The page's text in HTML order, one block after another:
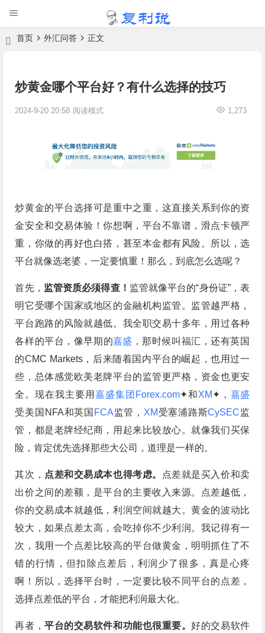
首页 外汇问答 正文
炒黄金哪个平台好？有什么选择的技巧
2024-9-20 20:58 1,273
阅读模式
炒黄金的平台选择可是重中之重，这直接关系到你的资
金安全和交易体验！你想啊，平台不靠谱，滑点卡顿严
重，你做的再好也白搭，甚至本金都有风险。所以，选
平台就像选老婆，一定要慎重！那么，到底怎么选呢？
首先， 监管资质必须得查！ 监管就像平台的“身份证”，表
明它受哪个国家或地区的金融机构监管。监管越严格，
平台跑路的风险就越低。我全职交易十多年，用过各种
各样的平台，像早期的嘉盛 ，那时候叫福汇，还有英国
的CMC Markets，后来随着国内平台的崛起，也用过一
些，总体感觉欧美老牌平台的监管更严格，资金也更安
全。现在我主要用嘉盛集团Forex.com✦和XM✦，嘉盛
受美国NFA和英国 FCA监管， XM 受塞浦路斯CySEC监
管，都是老牌经纪商，用起来比较放心。就像我们买保
险，肯定优先选择那些大公司，道理是一样的。
其次， 点差和交易成本也得考虑。
点差就是买入价和卖
出价之间的差额，是平台的主要收入来源。点差越低，
你的交易成本就越低，利润空间就越大。黄金的波动比
较大，如果点差太高，会吃掉你不少利润。我记得有一
次，我用一个点差比较高的平台做黄金，明明抓住了不
错的行情，但扣除点差后，利润少了很多，真是心疼
啊！所以，选择平台时，一定要比较不同平台的点差，
选择点差低的平台，才能把利润最大化。
再者，平台的交易软件和功能也很重要。好的交易软件